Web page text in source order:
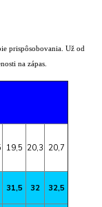
prispôsobovania. Už od
na zápas.
19,5 20,3 20,7
31,5 32 32,5